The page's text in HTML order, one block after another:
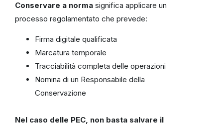
Conservare a norma significa applicare un
processo regolamentato che prevede:
Firma digitale qualificata
Marcatura temporale
Tracciabilità completa delle operazioni
Nomina di un Responsabile della
Conservazione
Nel caso delle PEC, non basta salvare il